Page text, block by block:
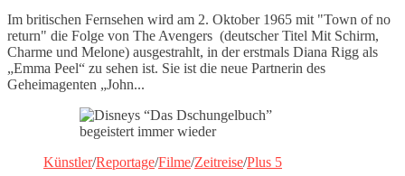
Im britischen Fernsehen wird am 2. Oktober 1965 mit "Town of no
return" die Folge von The Avengers (deutscher Titel Mit Schirm,
Charme und Melone) ausgestrahlt, in der erstmals Diana Rigg als
„Emma Peel“ zu sehen ist. Sie ist die neue Partnerin des
Geheimagenten „John...
Künstler/Reportage/Filme/Zeitreise/Plus 5